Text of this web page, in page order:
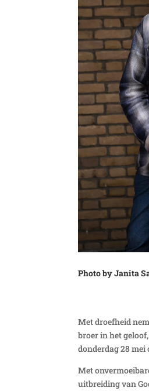
Photo by Janita
Met droefheid
broer in het
donderdag 28mei
Met
uitbreiding van